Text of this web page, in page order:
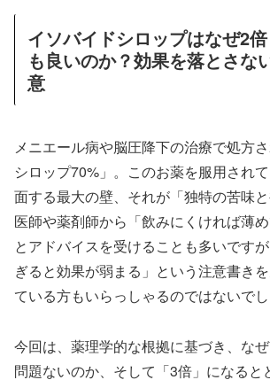
イソバイドシロップはなぜ2
も良いのか？効果を落とさな
意
メニエール病や脳圧降下の治療で処方
シロップ70%」。このお薬を服用され
面する最大の壁、それが「独特の苦味と
医師や薬剤師から「飲みにくければ薄め
とアドバイスを受けることも多いです
ぎると効果が弱まる」という注意書き
ている方もいらっしゃるのではないでし
今回は、薬理学的な根拠に基づき、な
問題ないのか、そして「3倍」になると